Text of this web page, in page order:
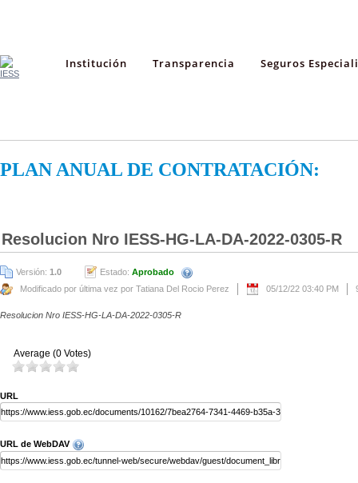
Institución Transparencia Seguros
PLAN ANUAL DE CONTRATACIÓN:
Resolucion Nro IESS-HG-LA-DA-2022-0305-R
Versión: 1.0 Estado: Aprobado
Modificado por última vez por Tatiana Del Rocio Perez
05/12/22 03:40 PM
Resolucion Nro IESS-HG-LA-DA-2022-0305-R
Average (0 Votes)
URL
URL de WebDAV